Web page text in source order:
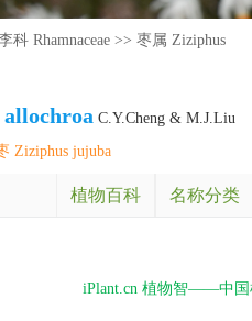
科 Rhamnaceae >> 枣属 Ziziphus
allochroa C.Y.Cheng & M.J.Liu
Ziziphus jujuba
植物百科 名称分类
iPlant.cn 植物智——中国